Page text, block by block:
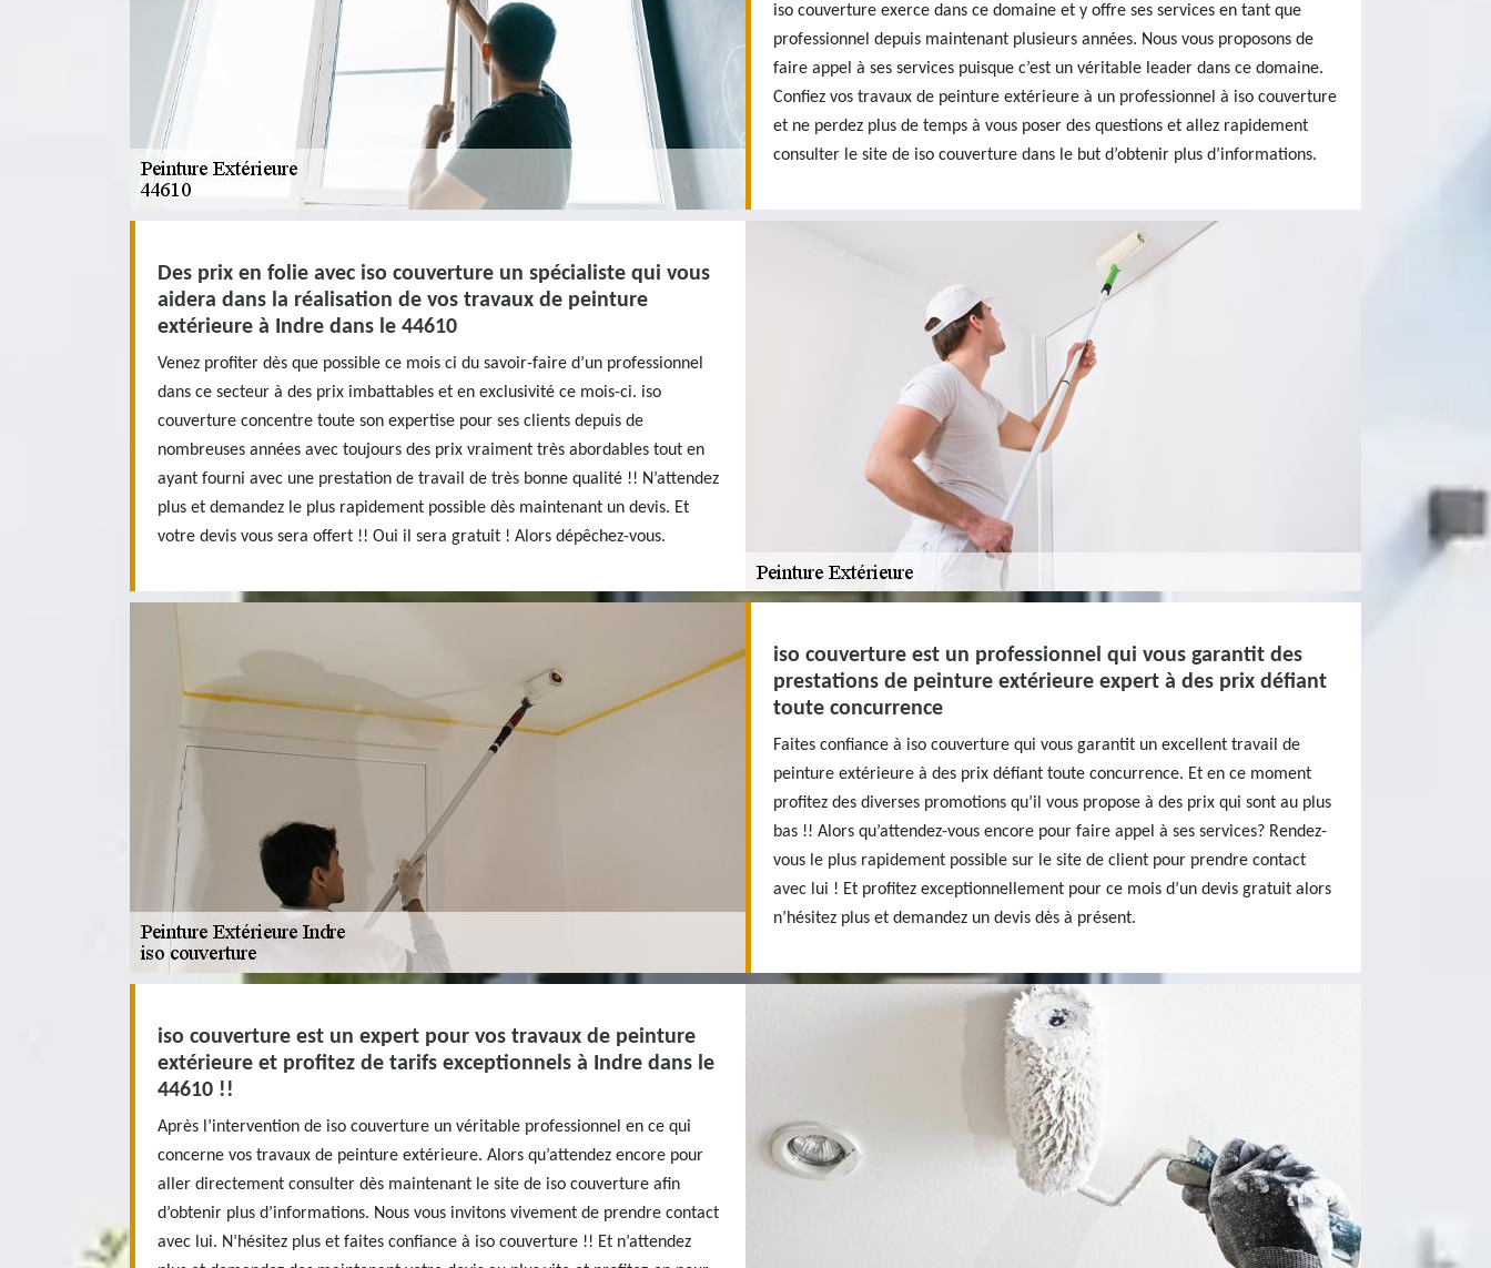
iso couverture exerce dans ce domaine et y offre ses services en tant que
professionnel depuis maintenant plusieurs années. Nous vous proposons de
faire appel à ses services puisque c’est un véritable leader dans ce domaine.
Confiez vos travaux de peinture extérieure à un professionnel à iso couverture
et ne perdez plus de temps à vous poser des questions et allez rapidement
consulter le site de iso couverture dans le but d’obtenir plus d’informations.
Des prix en folie avec iso couverture un spécialiste qui vous
aidera dans la réalisation de vos travaux de peinture
extérieure à Indre dans le 44610
Venez profiter dès que possible ce mois ci du savoir-faire d’un professionnel
dans ce secteur à des prix imbattables et en exclusivité ce mois-ci. iso
couverture concentre toute son expertise pour ses clients depuis de
nombreuses années avec toujours des prix vraiment très abordables tout en
ayant fourni avec une prestation de travail de très bonne qualité !! N’attendez
plus et demandez le plus rapidement possible dès maintenant un devis. Et
votre devis vous sera offert !! Oui il sera gratuit ! Alors dépêchez-vous.
iso couverture est un professionnel qui vous garantit des
prestations de peinture extérieure expert à des prix défiant
toute concurrence
Faites confiance à iso couverture qui vous garantit un excellent travail de
peinture extérieure à des prix défiant toute concurrence. Et en ce moment
profitez des diverses promotions qu’il vous propose à des prix qui sont au plus
bas !! Alors qu’attendez-vous encore pour faire appel à ses services? Rendez-
vous le plus rapidement possible sur le site de client pour prendre contact
avec lui ! Et profitez exceptionnellement pour ce mois d’un devis gratuit alors
n’hésitez plus et demandez un devis dès à présent.
iso couverture est un expert pour vos travaux de peinture
extérieure et profitez de tarifs exceptionnels à Indre dans le
44610 !!
Après l’intervention de iso couverture un véritable professionnel en ce qui
concerne vos travaux de peinture extérieure. Alors qu’attendez encore pour
aller directement consulter dès maintenant le site de iso couverture afin
d’obtenir plus d’informations. Nous vous invitons vivement de prendre contact
avec lui. N’hésitez plus et faites confiance à iso couverture !! Et n’attendez